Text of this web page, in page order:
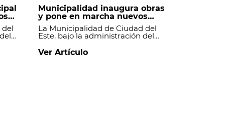
del
Municipalidad inaugura obras
y pone en marcha nuevos
proyectos de infraestructura
La Municipalidad de Ciudad del
Este, bajo la administración del
mantiene un ritmo sostenido de
ejecución de obras, inaugurando
Ver Artículo